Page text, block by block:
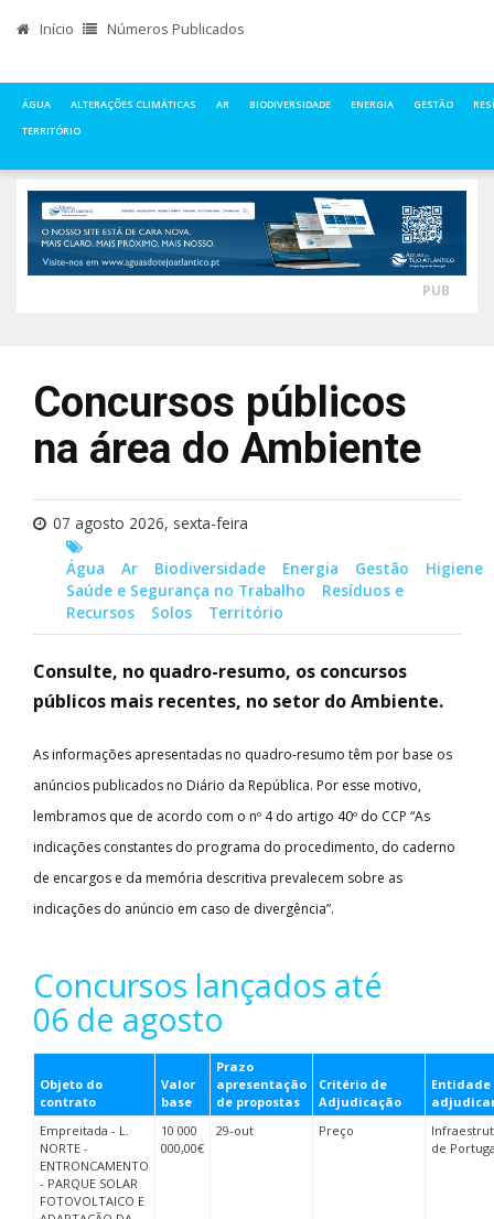
Início Números Publicados
ÁGUA ALTERAÇÕES CLIMÁTICAS AR BIODIVERSIDADE ENERGIA GESTÃO
TERRITÓRIO
PUB
Concursos públicos
na área do Ambiente
07 agosto 2026, sexta-feira
Água Ar Biodiversidade Energia Gestão
Higiene
Saúde e Segurança no Trabalho
Resíduos e
Recursos
Solos Território
Consulte, no quadro-resumo, os concursos
públicos mais recentes, no setor do Ambiente.
As informações apresentadas no quadro-resumo têm por base os
anúncios publicados no Diário da República. Por esse motivo,
lembramos que de acordo com o nº 4 do artigo 40º do CCP “As
indicações constantes do programa do procedimento, do caderno
de encargos e da memória descritiva prevalecem sobre as
indicações do anúncio em caso de divergência”.
Concursos lançados até
06 de agosto
Objeto do
contrato
Valor
base
Prazo
apresentação
de propostas
Critério de
Adjudicação
Entidade
Empreitada - L.
NORTE -
ENTRONCAMENTO
- PARQUE SOLAR
FOTOVOLTAICO E
10 000
000,00€
29-out Preço
de